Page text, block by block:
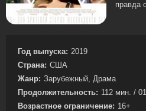
правда
Год выпуска: 2019
Страна: США
Жанр: Зарубежный, Драма
Продолжительность: 112 мин. /
Возрастное ограничение: 16+